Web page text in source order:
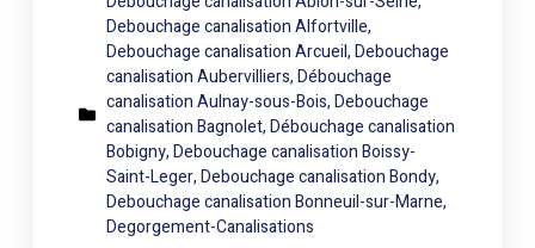
Debouchage canalisation Alfortville,
Debouchage canalisation Arcueil,Debouchage
canalisation Aubervilliers,Débouchage
canalisation Aulnay-sous-Bois,Debouchage
canalisation Bagnolet,Débouchage canalisation
Bobigny,Debouchage canalisation Boissy-
Saint-Leger,Debouchage canalisation Bondy,
Debouchage canalisation Bonneuil-sur-Marne,
Degorgement-Canalisations